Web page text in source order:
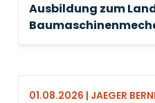
Ausbildung zum
01.08.2026 | JAEGER